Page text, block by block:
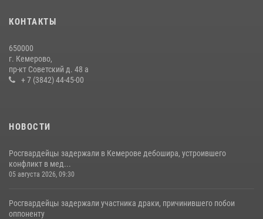
20 июля 2026, 08:52
гипермаркета товары на 13 тысяч рублей (ВИДЕО)
16 июля 2026, 06:43
КОНТАКТЫ
650000
г. Кемерово,
пр-кт Советский д. 48 а
+ 7 (3842) 44-45-00
НОВОСТИ
Росгвардейцы задержали в Кемерове дебошира, устроившего
конфликт в мед...
05 августа 2026, 09:30
Росгвардейцы задержали участника драки, причинившего побои
оппоненту